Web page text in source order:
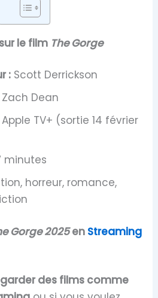
le film The Gorge
: Scott Derrickson
Zach Dean
Apple TV+ (sortie 14 février
minutes
horreur, romance,
Gorge 2025en Streaming
des films comme